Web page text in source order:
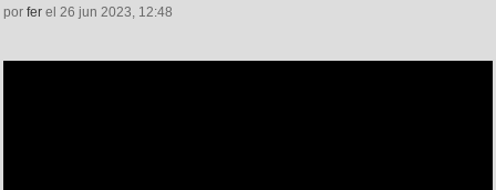
por fer el 26 jun 2023, 12:48